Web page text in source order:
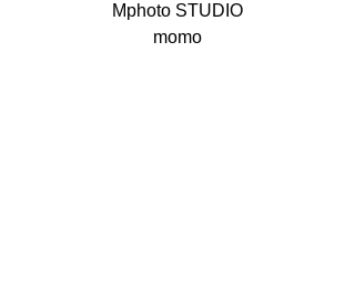
Mphoto STUDIO
momo